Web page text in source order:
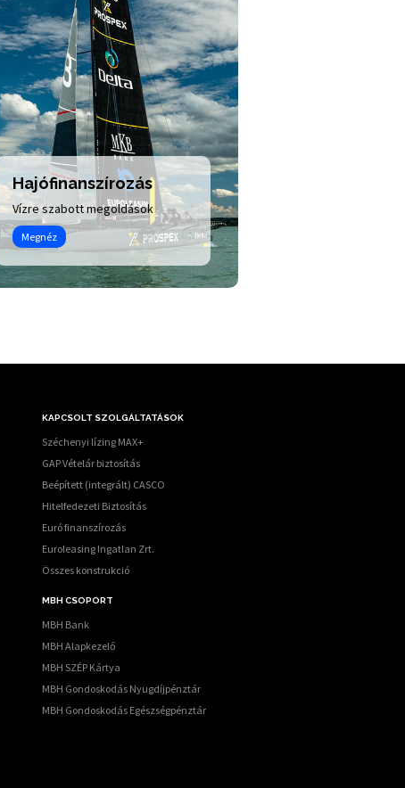
Hajófinanszírozás
Vízre szabott megoldások
Megnéz
KAPCSOLT SZOLGÁLTATÁSOK
Széchenyi lízing MAX+
GAP Vételár biztosítás
Beépített (integrált) CASCO
Hitelfedezeti Biztosítás
Euró finanszírozás
Euroleasing Ingatlan Zrt.
Összes konstrukció
MBH CSOPORT
MBH Bank
MBH Alapkezelő
MBH SZÉP Kártya
MBH Gondoskodás Nyugdíjpénztár
MBH Gondoskodás Egészségpénztár